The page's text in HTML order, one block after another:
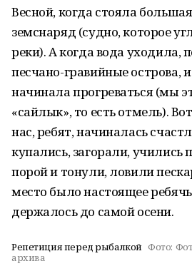
Весной, когда стояла
земснаряд (судно, которое
реки). А когда вода уходила,
песчано-гравийные острова,
начинала прогреваться (мы
«сайлык», то есть отмель).
нас, ребят, начиналась
купались, загорали, учились
порой и тонули, ловили
место было настоящее
держалось до самой осени.
Репетиция перед рыбалкой Фото:
архива